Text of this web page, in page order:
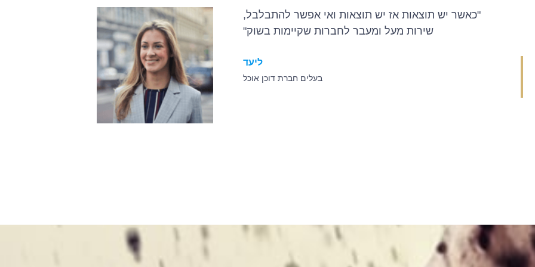
"כאשר יש תוצאות אז יש תוצאות ואי אפשר להתבלבל,
שירות מעל ומעבר לחברות שקיימות בשוק"
ליעד
בעלים חברת דוכן אוכל